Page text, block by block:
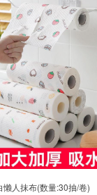
懒人抹布(数量:30抽/卷)